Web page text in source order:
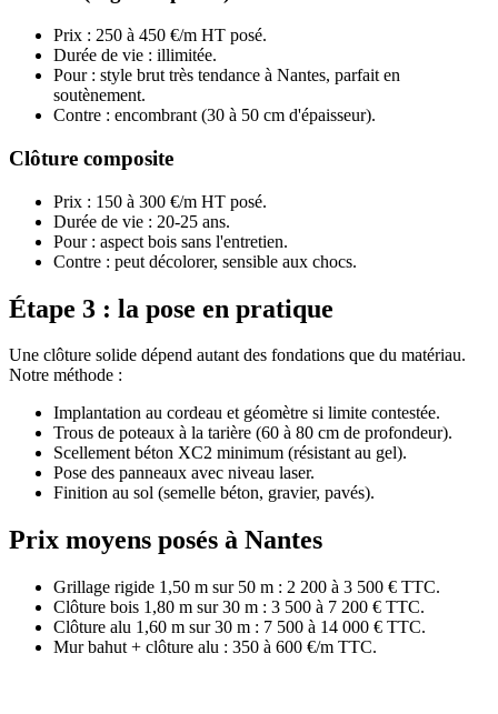
Prix : 250 à 450 €/m HT posé.
Durée de vie : illimitée.
Pour : style brut très tendance à Nantes, parfait en
soutènement.
Contre : encombrant (30 à 50 cm d'épaisseur).
Clôture composite
Prix : 150 à 300 €/m HT posé.
Durée de vie : 20-25 ans.
Pour : aspect bois sans l'entretien.
Contre : peut décolorer, sensible aux chocs.
Étape 3 : la pose en pratique
Une clôture solide dépend autant des fondations que du matériau.
Notre méthode :
Implantation au cordeau et géomètre si limite contestée.
Trous de poteaux à la tarière (60 à 80 cm de profondeur).
Scellement béton XC2 minimum (résistant au gel).
Pose des panneaux avec niveau laser.
Finition au sol (semelle béton, gravier, pavés).
Prix moyens posés à Nantes
Grillage rigide 1,50 m sur 50 m : 2 200 à 3 500 € TTC.
Clôture bois 1,80 m sur 30 m : 3 500 à 7 200 € TTC.
Clôture alu 1,60 m sur 30 m : 7 500 à 14 000 € TTC.
Mur bahut + clôture alu : 350 à 600 €/m TTC.